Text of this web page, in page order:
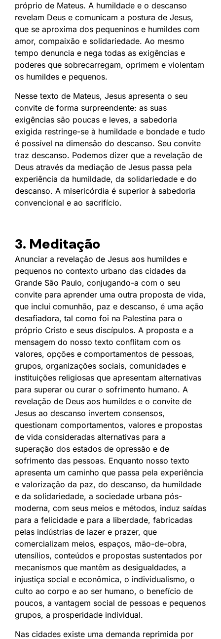
próprio de Mateus. A humildade e o descanso
revelam Deus e comunicam a postura de Jesus,
que se aproxima dos pequeninos e humildes com
amor, compaixão e solidariedade. Ao mesmo
tempo denuncia e nega todas as exigências e
poderes que sobrecarregam, oprimem e violentam
os humildes e pequenos.
Nesse texto de Mateus, Jesus apresenta o seu
convite de forma surpreendente: as suas
exigências são poucas e leves, a sabedoria
exigida restringe-se à humildade e bondade e tudo
é possível na dimensão do descanso. Seu convite
traz descanso. Podemos dizer que a revelação de
Deus através da mediação de Jesus passa pela
experiência da humildade, da solidariedade e do
descanso. A misericórdia é superior à sabedoria
convencional e ao sacrifício.
3. Meditação
Anunciar a revelação de Jesus aos humildes e
pequenos no contexto urbano das cidades da
Grande São Paulo, conjugando-a com o seu
convite para aprender uma outra proposta de vida,
que inclui comunhão, paz e descanso, é uma ação
desafiadora, tal como foi na Palestina para o
próprio Cristo e seus discípulos. A proposta e a
mensagem do nosso texto conflitam com os
valores, opções e comportamentos de pessoas,
grupos, organizações sociais, comunidades e
instituições religiosas que apresentam alternativas
para superar ou curar o sofrimento humano. A
revelação de Deus aos humildes e o convite de
Jesus ao descanso invertem consensos,
questionam comportamentos, valores e propostas
de vida consideradas alternativas para a
superação dos estados de opressão e de
sofrimento das pessoas. Enquanto nosso texto
apresenta um caminho que passa pela experiência
e valorização da paz, do descanso, da humildade
e da solidariedade, a sociedade urbana pós-
moderna, com seus meios e métodos, induz saídas
para a felicidade e para a liberdade, fabricadas
pelas indústrias de lazer e prazer, que
comercializam meios, espaços, mão-de-obra,
utensílios, conteúdos e propostas sustentados por
mecanismos que mantêm as desigualdades, a
injustiça social e econômica, o individualismo, o
culto ao corpo e ao ser humano, o benefício de
poucos, a vantagem social de pessoas e pequenos
grupos, a prosperidade individual.
Nas cidades existe uma demanda reprimida por